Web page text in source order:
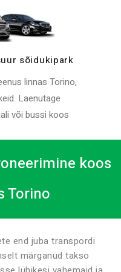
sõidukipark
linnas Torino,
Laenutage
või bussi koos
koos
Torino
end juba transpordi
märganud takso